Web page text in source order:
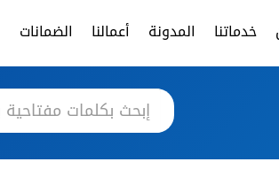
خدماتنا المدونة أعمالنا الضمانات